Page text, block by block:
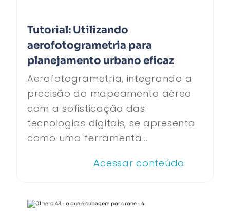
Tutorial: Utilizando
aerofotogrametria para
planejamento urbano eficaz
Aerofotogrametria, integrando a
precisão do mapeamento aéreo
com a sofisticação das
tecnologias digitais, se apresenta
como uma ferramenta...
Acessar conteúdo